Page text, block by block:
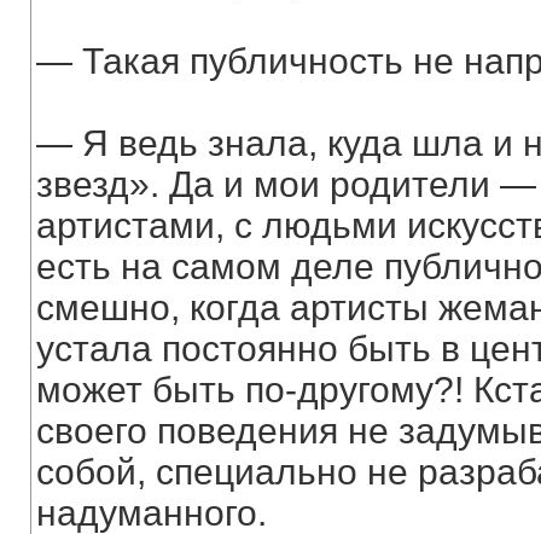
— Такая публичность не
— Я ведь знала, куда шла и
звезд». Да и мои родители
артистами, с людьми
есть на самом деле
смешно, когда артисты
устала постоянно быть в
может быть по-другому?!
своего поведения не
собой, специально не
надуманного.